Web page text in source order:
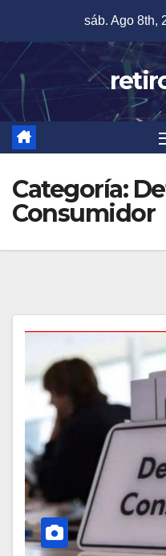
content
sáb. Ago 8th,
Categoría:
Consumidor